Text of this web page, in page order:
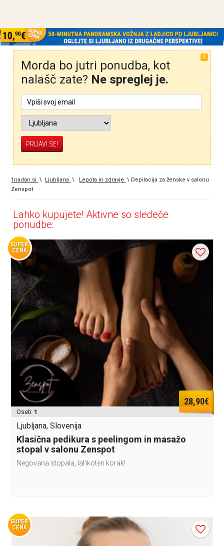
X
Morda bo jutri ponudba, kot
nalašč zate? Ne spreglej je.
1nadan.si \ Ljubljana \ Lepota in zdravje \ Depilacija za ženske v salonu
Zenspot
Lahko kupujete! Aktivne so sledeče
ponudbe:
SUPER
CENA
28,90€
Oseb: 1
Ljubljana, Slovenija
Klasična pedikura s peelingom in masažo
stopal v salonu Zenspot
Negovana stopala, lahkoten korak!
SUPER
CENA